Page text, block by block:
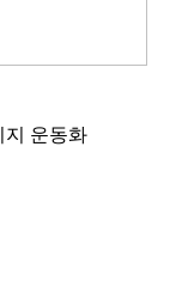
지 운동화